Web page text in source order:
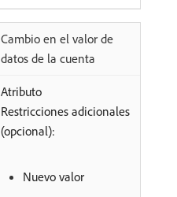
Cambio en el valor de
datos de la cuenta
Atributo
Restricciones adicionales
(opcional):
Nuevo valor